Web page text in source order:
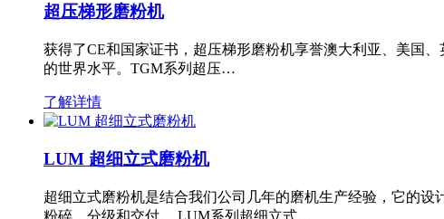
超压梯形磨粉机
获得了CE和国家证书，超压梯形磨粉机享誉澳大利亚、美国
的世界水平。TGM系列超压…
了解详情
LUM 超细立式磨粉机
超细立式磨粉机是结合我们公司几年的磨机生产经验，它的
粉碎，分级和交付。 LUM系列超细立式…